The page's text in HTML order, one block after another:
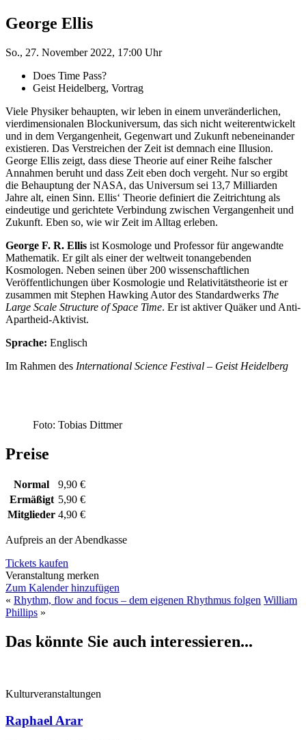
George Ellis
So., 27. November 2022, 17:00 Uhr
Does Time Pass?
Geist Heidelberg, Vortrag
Viele Physiker behaupten, wir leben in einem unveränderlichen,
vierdimensionalen Blockuniversum, das sich nicht weiterentwickelt
und in dem Vergangenheit, Gegenwart und Zukunft nebeneinander
existieren. Das Verstreichen der Zeit ist demnach eine Illusion.
George Ellis zeigt, dass diese Theorie auf einer Reihe falscher
Annahmen beruht und dass Zeit eben doch vergeht. Nur so ergibt
die Behauptung der NASA, das Universum sei 13,7 Milliarden
Jahre alt, einen Sinn. Ellis‘ Theorie definiert die Zeitrichtung als
eindeutige und gerichtete Verbindung zwischen Vergangenheit und
Zukunft. Eben so, wie wir Zeit im Alltag erleben.
George F. R. Ellis ist Kosmologe und Professor für angewandte
Mathematik. Er gilt als einer der weltweit tonangebenden
Kosmologen. Neben seinen über 200 wissenschaftlichen
Veröffentlichungen über Kosmologie und Relativitätstheorie ist er
zusammen mit Stephen Hawking Autor des Standardwerks The
Large Scale Structure of Space Time. Er ist aktiver Quäker und Anti-
Apartheid-Aktivist.
Sprache: Englisch
Im Rahmen des International Science Festival – Geist Heidelberg
Foto: Tobias Dittmer
Preise
Normal
9,90 €
Ermäßigt 5,90 €
Mitglieder 4,90 €
Aufpreis an der Abendkasse
Tickets kaufen
Veranstaltung merken
Zum Kalender hinzufügen
« Rhythm, flow and focus – dem eigenen Rhythmus folgen William
Phillips »
Das könnte Sie auch interessieren...
Kulturveranstaltungen
Raphael Arar